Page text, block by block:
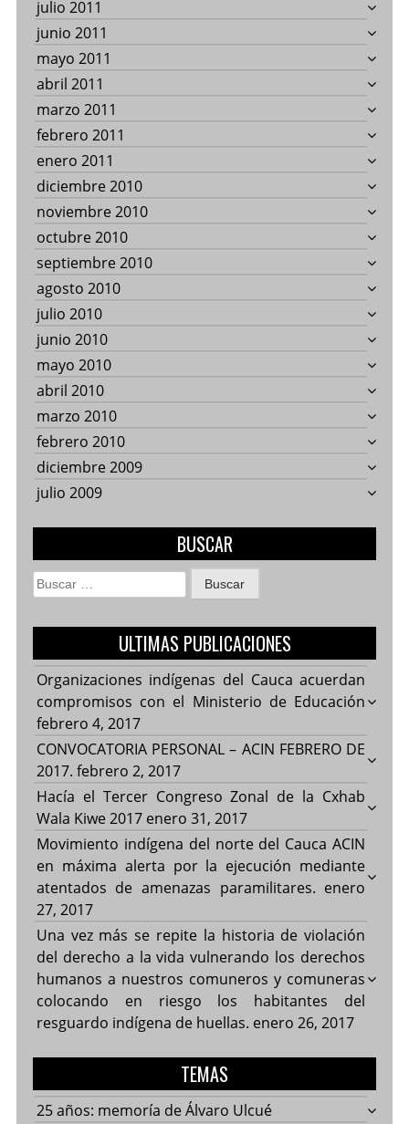
julio 2011
junio 2011
mayo 2011
abril 2011
marzo 2011
febrero 2011
enero 2011
diciembre 2010
noviembre 2010
octubre 2010
septiembre 2010
agosto 2010
julio 2010
junio 2010
mayo 2010
abril 2010
marzo 2010
febrero 2010
diciembre 2009
julio 2009
BUSCAR
Buscar:
ULTIMAS PUBLICACIONES
Organizaciones indígenas del Cauca acuerdan
compromisos con el Ministerio de Educación
febrero 4, 2017
CONVOCATORIA PERSONAL – ACIN FEBRERO DE
2017. febrero 2, 2017
Hacía el Tercer Congreso Zonal de la Cxhab
Wala Kiwe 2017 enero 31, 2017
Movimiento indígena del norte del Cauca ACIN
en máxima alerta por la ejecución mediante
atentados de amenazas paramilitares. enero
27, 2017
Una vez más se repite la historia de violación
del derecho a la vida vulnerando los derechos
humanos a nuestros comuneros y comuneras
colocando en riesgo los habitantes del
resguardo indígena de huellas. enero 26, 2017
TEMAS
25 años: memoría de Álvaro Ulcué